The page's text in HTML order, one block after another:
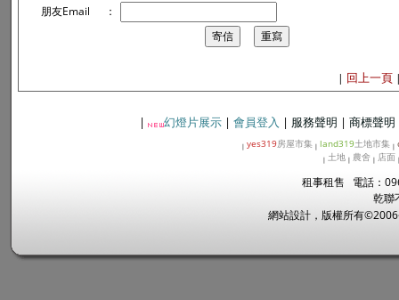
朋友Email
：
| 回上一頁
| 幻燈片展示 | 會員登入 | 服務聲明 | 商標聲明
| yes319房屋市集 | land319土地市集 |
| 土地 | 農舍 | 店面
租事租售 電話：
乾聯
網站設計，版權所有